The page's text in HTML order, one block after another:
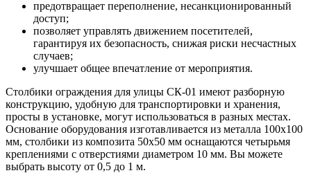
предотвращает переполнение, несанкционированный
доступ;
позволяет управлять движением посетителей,
гарантируя их безопасность, снижая риски несчастных
случаев;
улучшает общее впечатление от мероприятия.
Столбики ограждения для улицы СК-01 имеют разборную
конструкцию, удобную для транспортировки и хранения,
просты в установке, могут использоваться в разных местах.
Основание оборудования изготавливается из металла 100х100
мм, столбики из композита 50х50 мм оснащаются четырьмя
креплениями с отверстиями диаметром 10 мм. Вы можете
выбрать высоту от 0,5 до 1 м.